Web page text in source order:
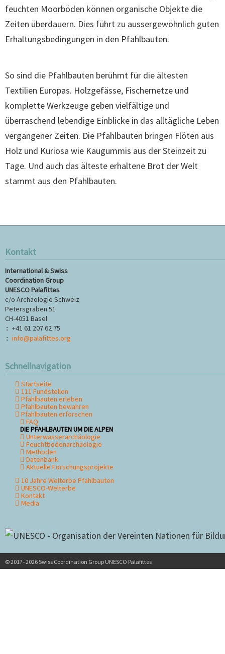
feuchten Moorböden können organische Objekte die
Zeiten überdauern. Dies führt zu aussergewöhnlich guten
Erhaltungsbedingungen in den Pfahlbauten.
So sind die Pfahlbauten berühmt für die ältesten
Textilien Europas. Holzgefässe, Fischernetze und
komplette Werkzeuge geben vielfältige und
überraschend lebendige Einblicke in das alltägliche Leben
vergangener Zeiten. Die Pfahlbauten bringen Flöten aus
Holz und Kuriosa wie Kaugummis aus der Steinzeit zu
Tage. Und auch das älteste erhaltene Brot der Welt
stammt aus den Pfahlbauten.
Kontakt
International & Swiss
Coordination Group
UNESCO Palafittes
c/o Archäologie Schweiz
Petersgraben 51
CH-4051 Basel
: +41 61 207 62 75
: info@palafittes.org
Schnellnavigation
Navigation
überspringen
Startseite
111 Fundstellen
Pfahlbauten erleben
Pfahlbauten bewahren
Pfahlbauten erforschen
FAQ
DIE PFAHLBAUTEN UM DIE ALPEN
Unterwasserarchäologie
Feuchtbodenarchäologie
Methoden
Datenbank
Aktuelle Forschungsprojekte
10 Jahre Welterbe Pfahlbauten
UNESCO-Welterbe
Kontakt
Media
© 2017–2026 Swiss Coordination Group UNESCO Palafittes